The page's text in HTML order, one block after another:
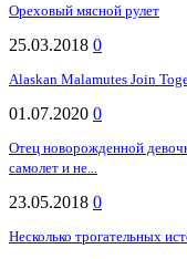
Ореховый мясной рулет
25.03.2018 0
Alaskan Malamutes Join
01.07.2020 0
Отец новорожденной
самолет и не...
23.05.2018 0
Несколько трогательных